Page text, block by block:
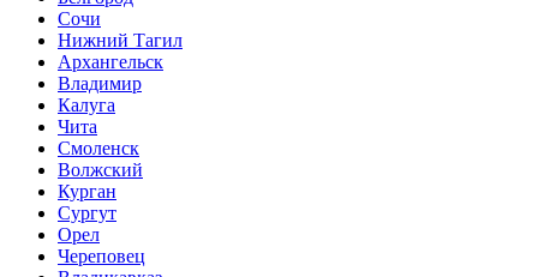
Сочи
Нижний Тагил
Архангельск
Владимир
Калуга
Чита
Смоленск
Волжский
Курган
Сургут
Орел
Череповец